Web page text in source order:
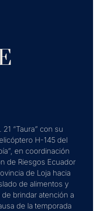
“Taura” con su
H-145 del
en coordinación
de Riesgos Ecuador
de Loja hacia
de alimentos y
brindar atención a
de la temporada